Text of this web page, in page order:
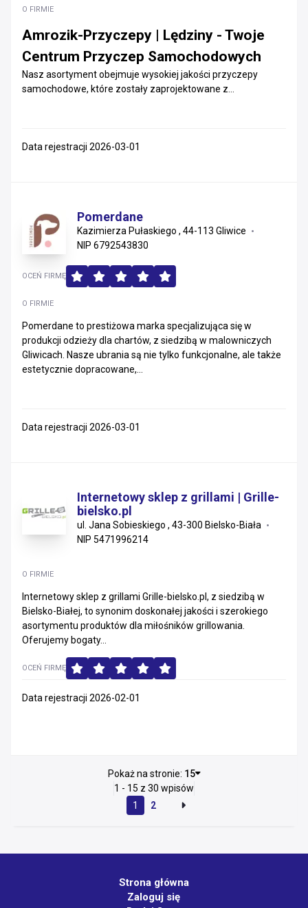
O FIRMIE
Amrozik-Przyczepy | Lędziny - Twoje
Centrum Przyczep Samochodowych
Nasz asortyment obejmuje wysokiej jakości przyczepy
samochodowe, które zostały zaprojektowane z...
Data rejestracji 2026-03-01
Pomerdane
Kazimierza Pułaskiego , 44-113 Gliwice
NIP 6792543830
O FIRMIE
Pomerdane to prestiżowa marka specjalizująca się w
produkcji odzieży dla chartów, z siedzibą w malowniczych
Gliwicach. Nasze ubrania są nie tylko funkcjonalne, ale także
estetycznie dopracowane,...
OCEŃ FIRMĘ
Data rejestracji 2026-03-01
Internetowy sklep z grillami | Grille-
bielsko.pl
ul. Jana Sobieskiego , 43-300 Bielsko-Biała
NIP 5471996214
O FIRMIE
Internetowy sklep z grillami Grille-bielsko.pl, z siedzibą w
Bielsko-Białej, to synonim doskonałej jakości i szerokiego
asortymentu produktów dla miłośników grillowania.
Oferujemy bogaty...
OCEŃ FIRMĘ
Data rejestracji 2026-02-01
Pokaż na stronie: 15
1 - 15 z 30 wpisów
1
2
Strona główna
Zaloguj się